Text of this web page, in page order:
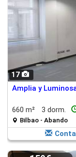
17
Amplia y
660 m² 3 dorm.
Bilbao - Abando